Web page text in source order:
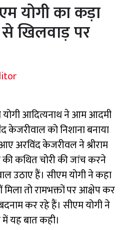
योगी का कड़ा
खिलवाड़ पर
योगी आदित्यनाथ ने आम आदमी
केजरीवाल को निशाना बनाया
अरविंद केजरीवल ने श्रीराम
कथित चोरी की जांच करने
उठाए हैं। सीएम योगी ने कहा
तो रामभक्तों पर आक्षेप कर
कर रहे हैं। सीएम योगी ने
यह बात कही।